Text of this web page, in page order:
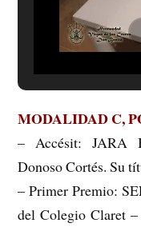
MODALIDAD C,
– Accésit: JARA
Donoso Cortés. Su
– Primer Premio:
del Colegio Claret